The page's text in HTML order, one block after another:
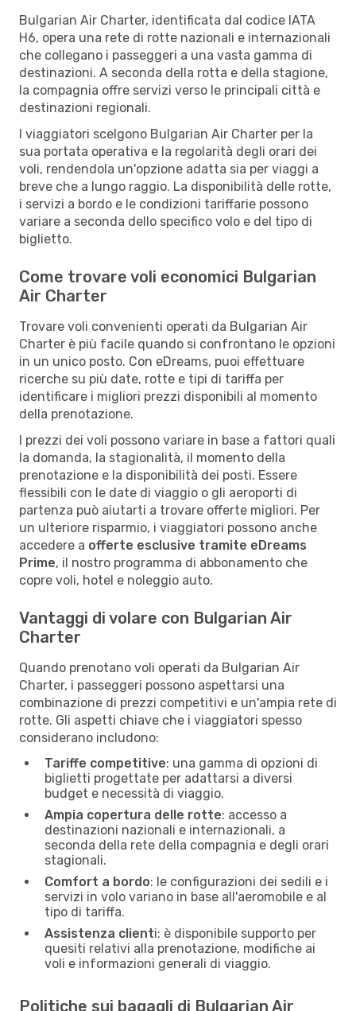
Bulgarian Air Charter, identificata dal codice IATA
H6, opera una rete di rotte nazionali e internazionali
che collegano i passeggeri a una vasta gamma di
destinazioni. A seconda della rotta e della stagione,
la compagnia offre servizi verso le principali città e
destinazioni regionali.
I viaggiatori scelgono Bulgarian Air Charter per la
sua portata operativa e la regolarità degli orari dei
voli, rendendola un'opzione adatta sia per viaggi a
breve che a lungo raggio. La disponibilità delle rotte,
i servizi a bordo e le condizioni tariffarie possono
variare a seconda dello specifico volo e del tipo di
biglietto.
Come trovare voli economici Bulgarian
Air Charter
Trovare voli convenienti operati da Bulgarian Air
Charter è più facile quando si confrontano le opzioni
in un unico posto. Con eDreams, puoi effettuare
ricerche su più date, rotte e tipi di tariffa per
identificare i migliori prezzi disponibili al momento
della prenotazione.
I prezzi dei voli possono variare in base a fattori quali
la domanda, la stagionalità, il momento della
prenotazione e la disponibilità dei posti. Essere
flessibili con le date di viaggio o gli aeroporti di
partenza può aiutarti a trovare offerte migliori. Per
un ulteriore risparmio, i viaggiatori possono anche
accedere a offerte esclusive tramite eDreams
Prime, il nostro programma di abbonamento che
copre voli, hotel e noleggio auto.
Vantaggi di volare con Bulgarian Air
Charter
Quando prenotano voli operati da Bulgarian Air
Charter, i passeggeri possono aspettarsi una
combinazione di prezzi competitivi e un'ampia rete di
rotte. Gli aspetti chiave che i viaggiatori spesso
considerano includono:
Tariffe competitive: una gamma di opzioni di
biglietti progettate per adattarsi a diversi
budget e necessità di viaggio.
Ampia copertura delle rotte: accesso a
destinazioni nazionali e internazionali, a
seconda della rete della compagnia e degli orari
stagionali.
Comfort a bordo: le configurazioni dei sedili e i
servizi in volo variano in base all'aeromobile e al
tipo di tariffa.
Assistenza clienti: è disponibile supporto per
quesiti relativi alla prenotazione, modifiche ai
voli e informazioni generali di viaggio.
Politiche sui bagagli di Bulgarian Air